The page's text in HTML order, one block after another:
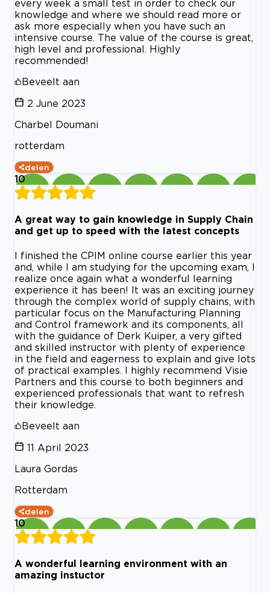
every week a small test in order to check our
knowledge and where we should read more or
ask more especially when you have such an
intensive course. The value of the course is great,
high level and professional. Highly
recommended!
Beveelt aan
2 June 2023
Charbel Doumani
rotterdam
delen
10
A great way to gain knowledge in Supply Chain
and get up to speed with the latest concepts
I finished the CPIM online course earlier this year
and, while I am studying for the upcoming exam, I
realize once again what a wonderful learning
experience it has been! It was an exciting journey
through the complex world of supply chains, with
particular focus on the Manufacturing Planning
and Control framework and its components, all
with the guidance of Derk Kuiper, a very gifted
and skilled instructor with plenty of experience
in the field and eagerness to explain and give lots
of practical examples. I highly recommend Visie
Partners and this course to both beginners and
experienced professionals that want to refresh
their knowledge.
Beveelt aan
11 April 2023
Laura Gordas
Rotterdam
delen
10
A wonderful learning environment with an
amazing instuctor